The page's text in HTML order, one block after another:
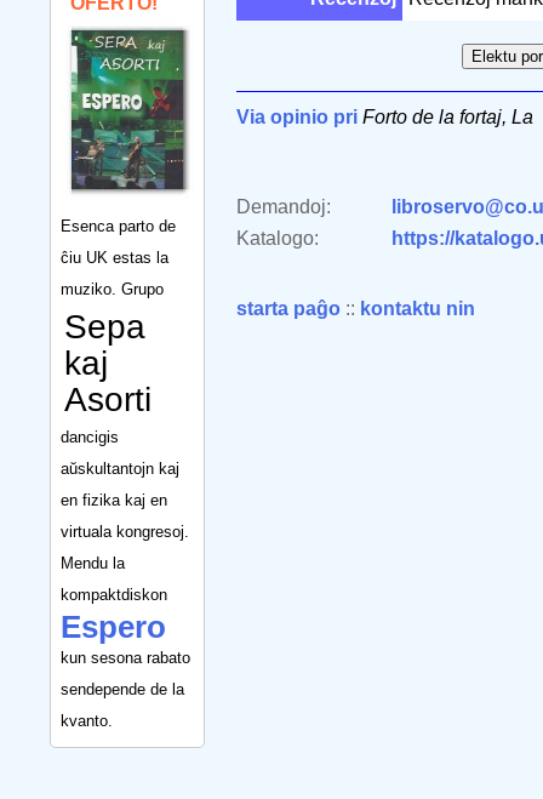
Esenca parto de
ĉiu UK estas la
muziko. Grupo
Sepa
kaj
Asorti
dancigis
aŭskultantojn kaj
en fizika kaj en
virtuala kongresoj.
Mendu la
kompaktdiskon
Espero
kun sesona rabato
sendepende de la
kvanto.
Via opinio pri Forto de la fortaj, La
Demandoj:
Katalogo:
https://
starta paĝo :: kontaktu nin